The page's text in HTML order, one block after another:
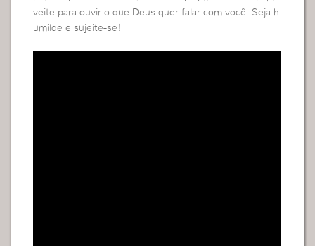
veite para ouvir o que Deus quer falar com você. Seja h
umilde e sujeite-se!